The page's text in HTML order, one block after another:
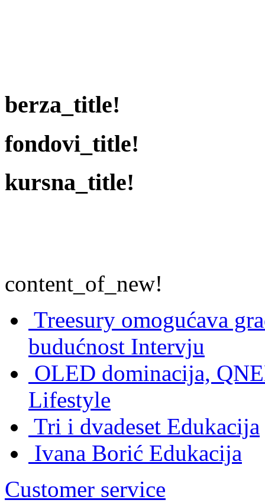
berza_title!
fondovi_title!
kursna_title!
content_of_new!
Treesury omogućava
budućnost Intervju
OLED dominacija,
Lifestyle
Tri i dvadeset Edukacija
Ivana Borić Edukacija
Customer service